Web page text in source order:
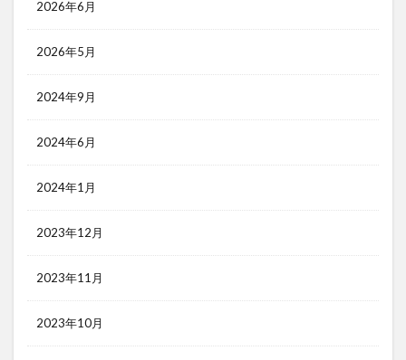
2026年6月
2026年5月
2024年9月
2024年6月
2024年1月
2023年12月
2023年11月
2023年10月